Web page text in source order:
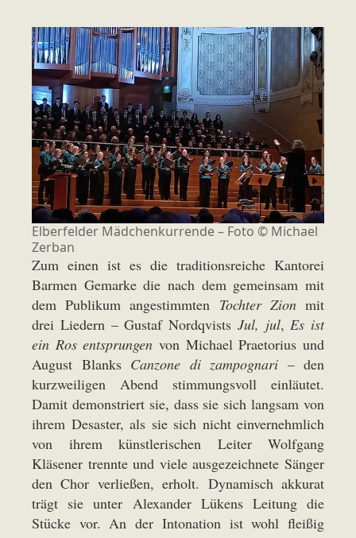
Elberfelder Mädchenkurrende – Foto © Michael
Zerban
Zum einen ist es die traditionsreiche Kantorei
Barmen Gemarke die nach dem gemeinsam mit
dem Publikum angestimmten Tochter Zionmit
drei Liedern – Gustaf Nordqvists Jul, jul, Es ist
ein Ros entsprungen von Michael Praetorius und
August Blanks Canzone di zampognari – den
kurzweiligen Abend stimmungsvoll einläutet.
Damit demonstriert sie, dass sie sich langsam von
ihrem Desaster, als sie sich nicht einvernehmlich
von ihrem künstlerischen Leiter Wolfgang
Kläsener trennte und viele ausgezeichnete Sänger
den Chor verließen, erholt. Dynamisch akkurat
trägt sie unter Alexander Lükens Leitung die
Stücke vor. An der Intonation ist wohl fleißig